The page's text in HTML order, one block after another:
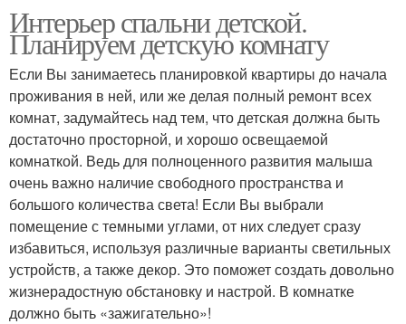
Интерьер спальни детской.
Планируем детскую комнату
Если Вы занимаетесь планировкой квартиры до начала
проживания в ней, или же делая полный ремонт всех
комнат, задумайтесь над тем, что детская должна быть
достаточно просторной, и хорошо освещаемой
комнаткой. Ведь для полноценного развития малыша
очень важно наличие свободного пространства и
большого количества света! Если Вы выбрали
помещение с темными углами, от них следует сразу
избавиться, используя различные варианты светильных
устройств, а также декор. Это поможет создать довольно
жизнерадостную обстановку и настрой. В комнатке
должно быть «зажигательно»!